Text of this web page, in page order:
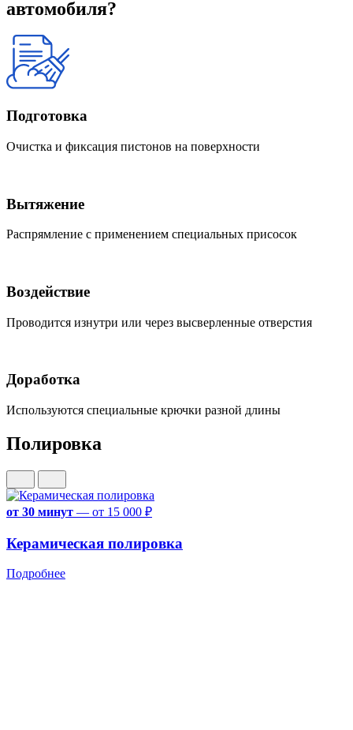
автомобиля?
Подготовка
Очистка и фиксация пистонов на поверхности
Вытяжение
Распрямление с применением специальных присосок
Воздействие
Проводится изнутри или через высверленные отверстия
Доработка
Используются специальные крючки разной длины
Полировка
от 30 минут — от 15 000 ₽
Керамическая полировка
Подробнее